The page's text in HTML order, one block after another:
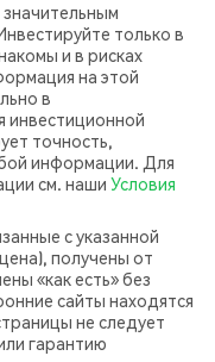
только в
и в рисках
на этой
в
инвестиционной
точность,
информации. Для
см. наши Условия
с указанной
получены от
«как есть» без
сайты находятся
не следует
гарантию